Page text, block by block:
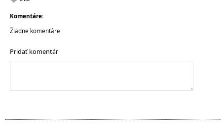
Komentáre:
Žiadne komentáre
Pridať komentár